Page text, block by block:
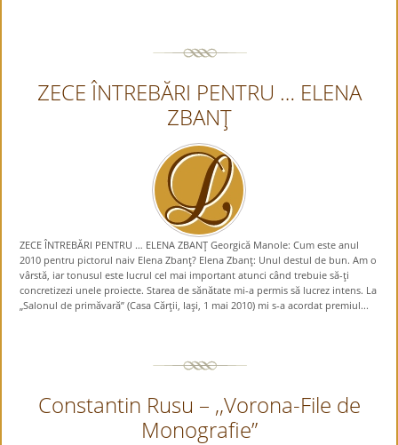
ZECE ÎNTREBĂRI PENTRU … ELENA
ZBANŢ
ZECE ÎNTREBĂRI PENTRU … ELENA ZBANŢ Georgică Manole: Cum este anul
2010 pentru pictorul naiv Elena Zbanţ? Elena Zbanţ: Unul destul de bun. Am o
vârstă, iar tonusul este lucrul cel mai important atunci când trebuie să-ţi
concretizezi unele proiecte. Starea de sănătate mi-a permis să lucrez intens. La
„Salonul de primăvară” (Casa Cărţii, Iaşi, 1 mai 2010) mi s-a acordat premiul...
Constantin Rusu – ,,Vorona-File de
Monografie”